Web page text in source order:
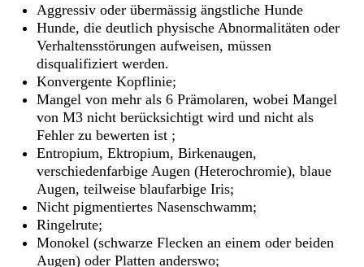
Aggressiv oder übermässig ängstliche Hunde
Hunde, die deutlich physische Abnormalitäten oder
Verhaltensstörungen aufweisen, müssen
disqualifiziert werden.
Konvergente Kopflinie;
Mangel von mehr als 6 Prämolaren, wobei Mangel
von M3 nicht berücksichtigt wird und nicht als
Fehler zu bewerten ist ;
Entropium, Ektropium, Birkenaugen,
verschiedenfarbige Augen (Heterochromie), blaue
Augen, teilweise blaufarbige Iris;
Nicht pigmentiertes Nasenschwamm;
Ringelrute;
Monokel (schwarze Flecken an einem oder beiden
Augen) oder Platten anderswo;